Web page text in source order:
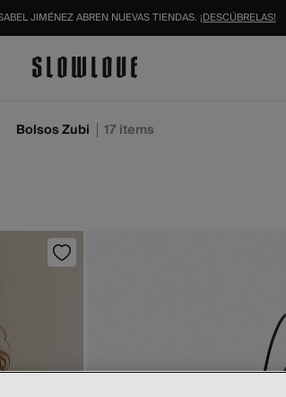
Y DISFRUTA DE TODAS TUS VENTAJAS |INICIAR SESIÓN.
Bolsos Zubi 17items